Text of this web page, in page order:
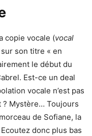
copie vocale (vocal
son titre « en
le début du
Est-ce un deal
vocale n’est pas
? Mystère… Toujours
de Sofiane, la
donc plus bas